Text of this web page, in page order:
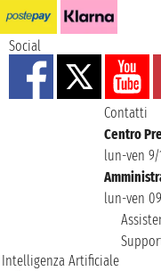
Social
Contatti
Centro
lun-ven 9/
lun-ven
Intelligenza Artificiale